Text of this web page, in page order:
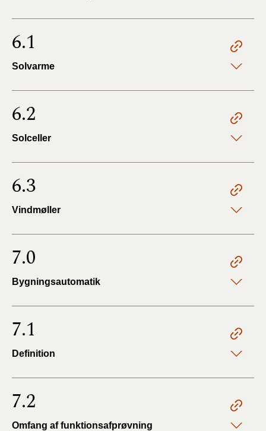
6.1
Solvarme
6.2
Solceller
6.3
Vindmøller
7.0
Bygningsautomatik
7.1
Definition
7.2
Omfang af funktionsafprøvning